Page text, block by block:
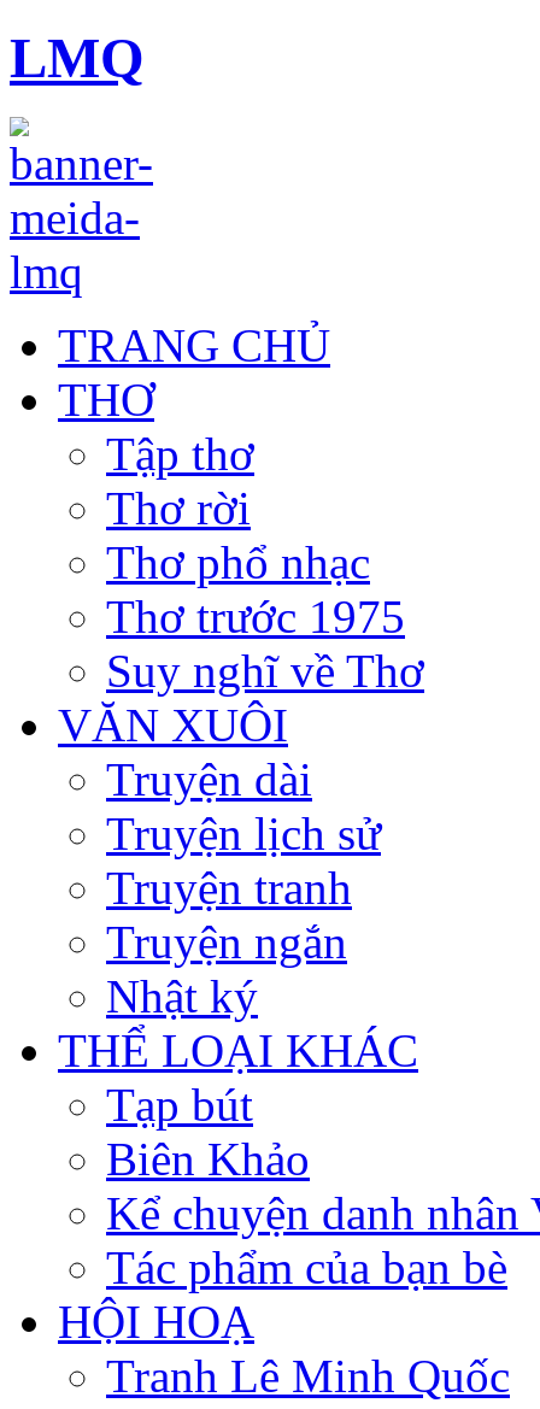
LMQ
TRANG CHỦ
THƠ
Tập thơ
Thơ rời
Thơ phổ nhạc
Thơ trước 1975
Suy nghĩ về Thơ
VĂN XUÔI
Truyện dài
Truyện lịch sử
Truyện tranh
Truyện ngắn
Nhật ký
THỂ LOẠI KHÁC
Tạp bút
Biên Khảo
Kể chuyện danh nhân
Tác phẩm của bạn bè
HỘI HOẠ
Tranh Lê Minh Quốc